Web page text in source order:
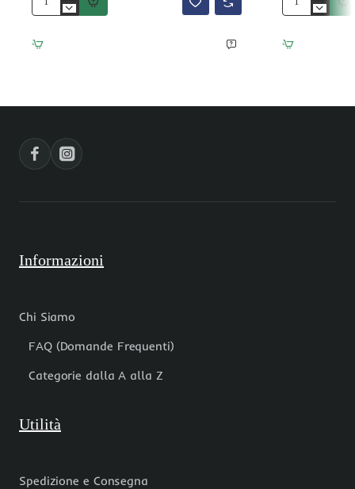
Agata
viola
e
filo
40
cm
Agata
grigia
tonda
Informazioni
Chi Siamo
FAQ (Domande Frequenti)
Categorie dalla A alla Z
Utilità
Spedizione e Consegna